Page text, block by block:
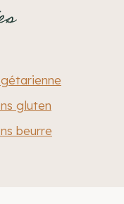
gluten
beurre